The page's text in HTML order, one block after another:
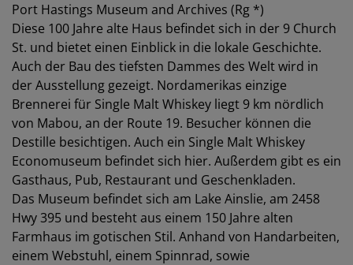
Port Hastings Museum and Archives (Rg *)
Diese 100 Jahre alte Haus befindet sich in der 9 Church
St. und bietet einen Einblick in die lokale Geschichte.
Auch der Bau des tiefsten Dammes des Welt wird in
der Ausstellung gezeigt. Nordamerikas einzige
Brennerei für Single Malt Whiskey liegt 9 km nördlich
von Mabou, an der Route 19. Besucher können die
Destille besichtigen. Auch ein Single Malt Whiskey
Economuseum befindet sich hier. Außerdem gibt es ein
Gasthaus, Pub, Restaurant und Geschenkladen.
Das Museum befindet sich am Lake Ainslie, am 2458
Hwy 395 und besteht aus einem 150 Jahre alten
Farmhaus im gotischen Stil. Anhand von Handarbeiten,
einem Webstuhl, einem Spinnrad, sowie